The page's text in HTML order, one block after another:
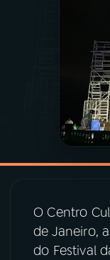
PRÊMIO
ACOMPANHE A
YouTube
O Centro
de Janeiro,
do Festival